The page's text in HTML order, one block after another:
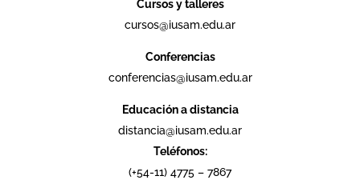
Cursos y talleres
cursos@iusam.edu.ar
Conferencias
conferencias@iusam.edu.ar
Educación a distancia
distancia@iusam.edu.ar
Teléfonos:
(+54-11) 4775 – 7867